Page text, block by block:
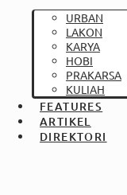
URBAN
LAKON
KARYA
HOBI
PRAKARSA
KULIAH
FEATURES
ARTIKEL
DIREKTORI